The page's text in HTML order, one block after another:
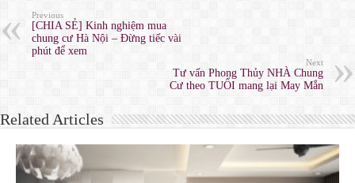
Previous
[CHIA SẺ] Kinh nghiệm mua
chung cư Hà Nội – Đừng tiếc vài
phút để xem
Next
Tư vấn Phong Thủy NHÀ Chung
Cư theo TUỔI mang lại May Mắn
Related Articles